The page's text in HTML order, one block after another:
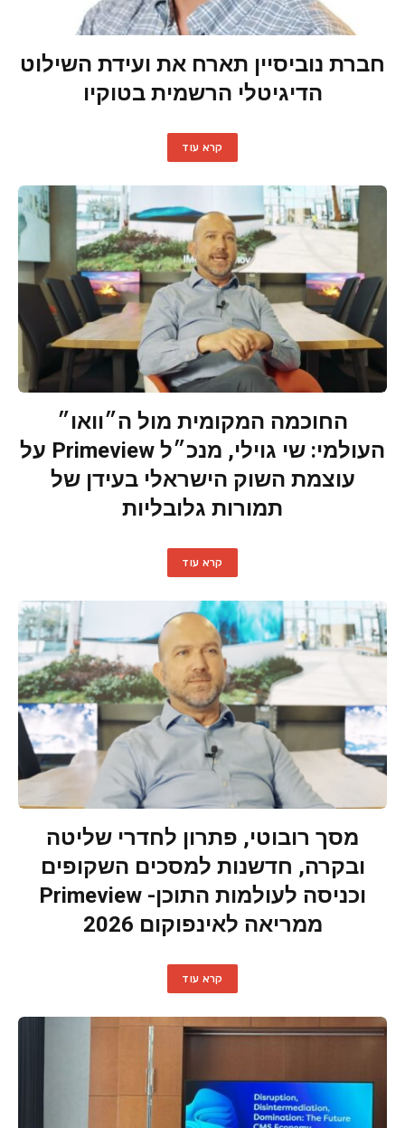
חברת נוביסיין תארח את ועידת השילוט
הדיגיטלי הרשמית בטוקיו
קרא עוד
החוכמה המקומית מול ה״וואו״
העולמי: שי גוילי, מנכ״ל Primeview על
עוצמת השוק הישראלי בעידן של
תמורות גלובליות
קרא עוד
מסך רובוטי, פתרון לחדרי שליטה
ובקרה, חדשנות למסכים השקופים
וכניסה לעולמות התוכן- Primeview
ממריאה לאינפוקום 2026
קרא עוד